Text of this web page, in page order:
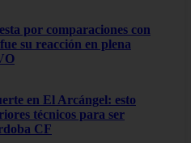
por comparaciones con
su reacción en plena
en El Arcángel: esto
técnicos para ser
CF